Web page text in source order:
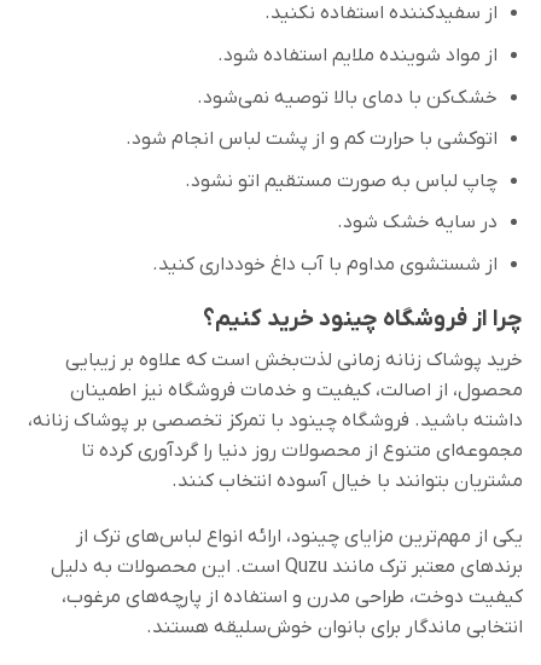
از سفیدکننده استفاده نکنید.
از مواد شوینده ملایم استفاده شود.
خشک‌کن با دمای بالا توصیه نمی‌شود.
اتوکشی با حرارت کم و از پشت لباس انجام شود.
چاپ لباس به صورت مستقیم اتو نشود.
در سایه خشک شود.
از شستشوی مداوم با آب داغ خودداری کنید.
چرا از فروشگاه چینود خرید کنیم؟
خرید پوشاک زنانه زمانی لذت‌بخش است که علاوه بر زیبایی
محصول، از اصالت، کیفیت و خدمات فروشگاه نیز اطمینان
داشته باشید. فروشگاه چینود با تمرکز تخصصی بر پوشاک زنانه،
مجموعه‌ای متنوع از محصولات روز دنیا را گردآوری کرده تا
مشتریان بتوانند با خیال آسوده انتخاب کنند.
یکی از مهم‌ترین مزایای چینود، ارائه انواع لباس‌های ترک از
برندهای معتبر ترک مانند Quzu است. این محصولات به دلیل
کیفیت دوخت، طراحی مدرن و استفاده از پارچه‌های مرغوب،
انتخابی ماندگار برای بانوان خوش‌سلیقه هستند.